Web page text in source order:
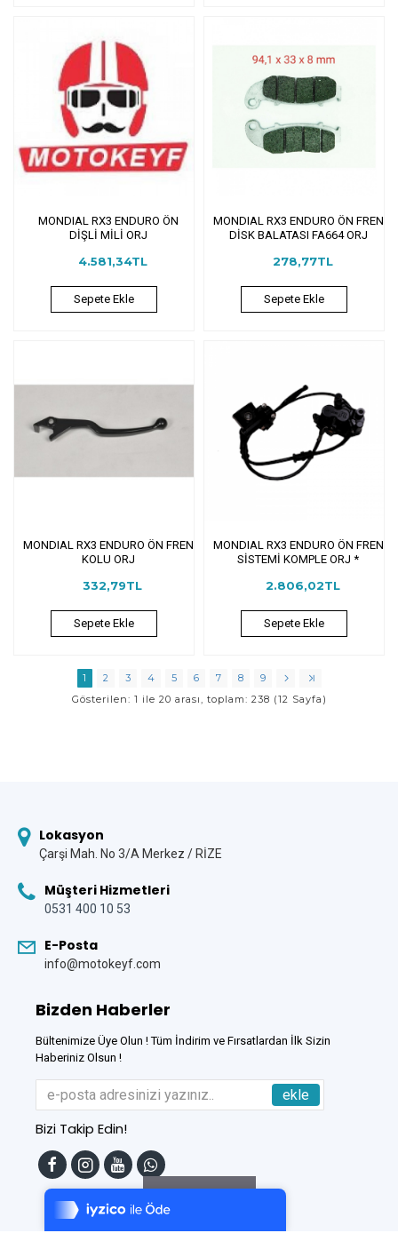
Tek Tıkla Ödeme Kolaylığı
7/24 Canlı Destek
%100 Sorunsuz Alışveriş
MONDIAL RX3 ENDURO ÖN
DİŞLİ MİLİ ORJ
4.581,34TL
Sepete Ekle
MONDIAL RX3 ENDURO ÖN FREN
DİSK BALATASI FA664 ORJ
278,77TL
Sepete Ekle
MONDIAL RX3 ENDURO ÖN FREN
KOLU ORJ
332,79TL
Sepete Ekle
MONDIAL RX3 ENDURO ÖN FREN
SİSTEMİ KOMPLE ORJ *
2.806,02TL
Sepete Ekle
1 2 3 4 5 6 7 8
9
Gösterilen: 1 ile 20 arası, toplam: 238 (12 Sayfa)
Lokasyon
Çarşi Mah. No 3/A Merkez / RİZE
Müşteri Hizmetleri
0531 400 10 53
E-Posta
info@motokeyf.com
Bizden Haberler
Bültenimize Üye Olun ! Tüm İndirim ve Fırsatlardan İlk Sizin
Haberiniz Olsun !
ekle
Bizi Takip Edin!
Filtreleme